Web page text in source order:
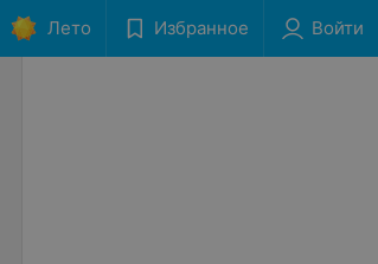
Лето Избранное Войти